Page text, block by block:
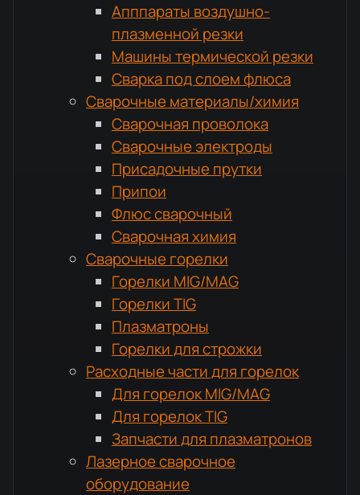
Апппараты воздушно-
плазменной резки
Машины термической резки
Сварка под слоем флюса
Сварочные материалы/химия
Сварочная проволока
Сварочные электроды
Присадочные прутки
Припои
Флюс сварочный
Сварочная химия
Сварочные горелки
Горелки MIG/MAG
Горелки TIG
Плазматроны
Горелки для строжки
Расходные части для горелок
Для горелок MIG/MAG
Для горелок TIG
Запчасти для плазматронов
Лазерное сварочное
оборудование